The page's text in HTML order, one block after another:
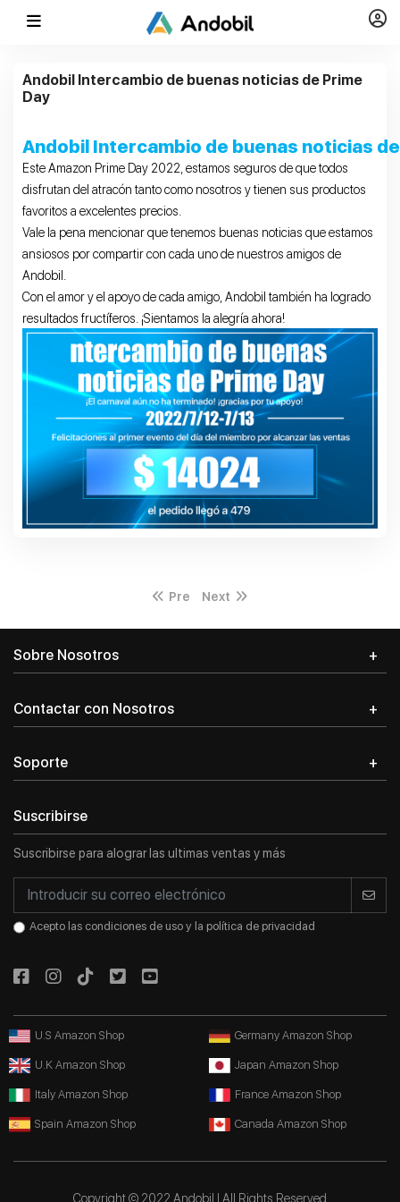
Andobil Intercambio de buenas noticias de Prime
Day
Andobil Intercambio de buenas noticias
Este Amazon Prime Day 2022, estamos seguros de que todos
disfrutan del atracón tanto como nosotros y tienen sus productos
favoritos a excelentes precios.
Vale la pena mencionar que tenemos buenas noticias que estamos
ansiosos por compartir con cada uno de nuestros amigos de
Andobil.
Con el amor y el apoyo de cada amigo, Andobil también ha logrado
resultados fructíferos. ¡Sientamos la alegría ahora!
Pre Next
Sobre Nosotros
Contactar con Nosotros
Soporte
Suscribirse
Suscribirse para alograr las ultimas ventas y más
Acepto las condiciones de uso y la política de privacidad
U.S Amazon Shop Germany Amazon Shop
U.K Amazon Shop Japan Amazon Shop
Italy Amazon Shop France Amazon Shop
Spain Amazon Shop Canada Amazon Shop
Copyright © 2022 Andobil | All Rights Reserved
Iniciar sesión
Contraseña
Entrar en el sistema Registrarse